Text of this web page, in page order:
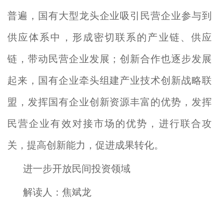
普遍，国有大型龙头企业吸引民营企业参与到
供应体系中，形成密切联系的产业链、供应
链，带动民营企业发展；创新合作也逐步发展
起来，国有企业牵头组建产业技术创新战略联
盟，发挥国有企业创新资源丰富的优势，发挥
民营企业有效对接市场的优势，进行联合攻
关，提高创新能力，促进成果转化。
进一步开放民间投资领域
解读人：焦斌龙